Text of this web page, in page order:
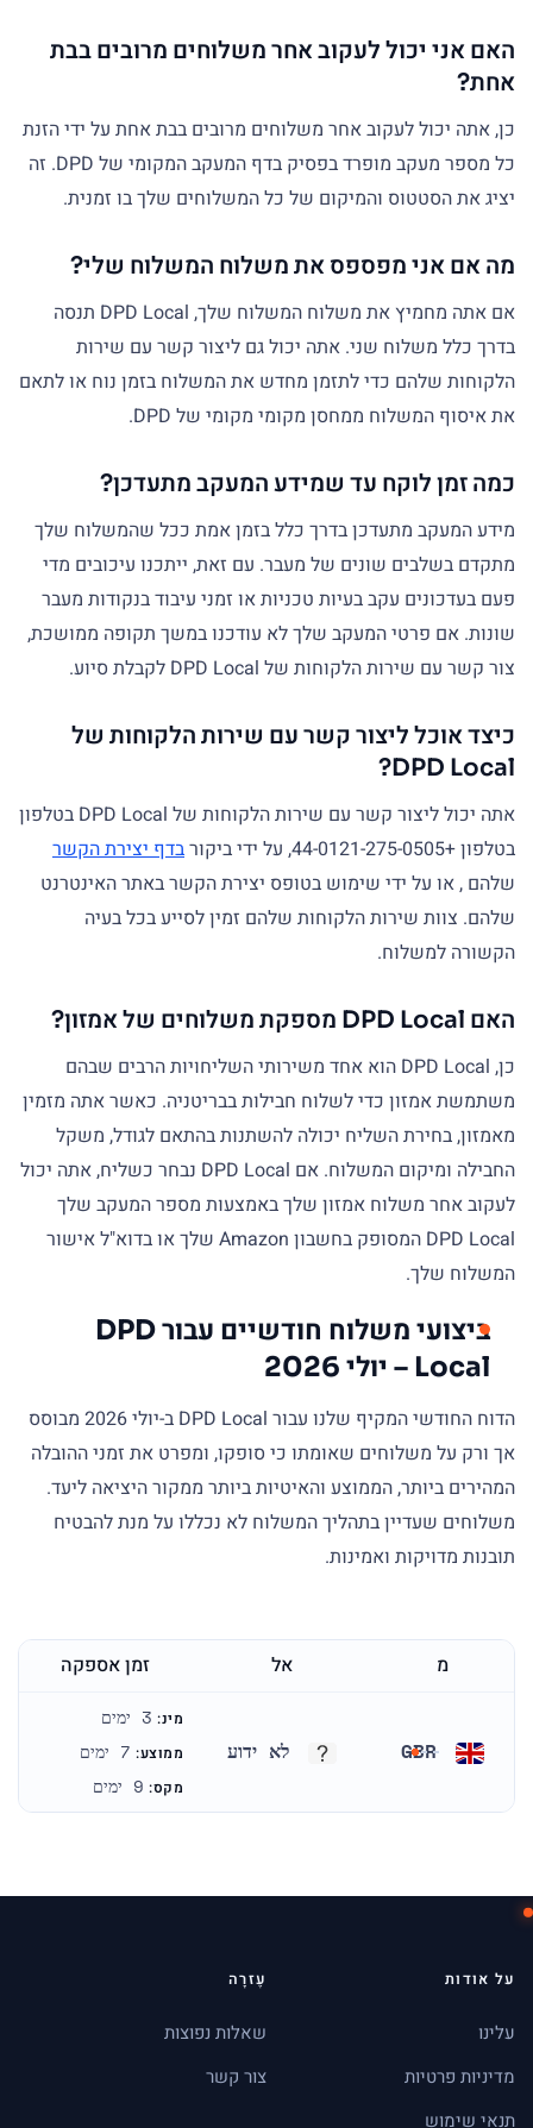
האם אני יכול לעקוב אחר משלוחים מרובים בבת
אחת?
כן, אתה יכול לעקוב אחר משלוחים מרובים בבת אחת על ידי הזנת
כל מספר מעקב מופרד בפסיק בדף המעקב המקומי של DPD. זה
יציג את הסטטוס והמיקום של כל המשלוחים שלך בו זמנית.
מה אם אני מפספס את משלוח המשלוח שלי?
אם אתה מחמיץ את משלוח המשלוח שלך, DPD Local תנסה
בדרך כלל משלוח שני. אתה יכול גם ליצור קשר עם שירות
הלקוחות שלהם כדי לתזמן מחדש את המשלוח בזמן נוח או לתאם
את איסוף המשלוח ממחסן מקומי מקומי של DPD.
כמה זמן לוקח עד שמידע המעקב מתעדכן?
מידע המעקב מתעדכן בדרך כלל בזמן אמת ככל שהמשלוח שלך
מתקדם בשלבים שונים של מעבר. עם זאת, ייתכנו עיכובים מדי
פעם בעדכונים עקב בעיות טכניות או זמני עיבוד בנקודות מעבר
שונות. אם פרטי המעקב שלך לא עודכנו במשך תקופה ממושכת,
צור קשר עם שירות הלקוחות של DPD Local לקבלת סיוע.
כיצד אוכל ליצור קשר עם שירות הלקוחות של
DPD Local?
אתה יכול ליצור קשר עם שירות הלקוחות של DPD Local בטלפון
בטלפון +44-0121-275-0505, על ידי ביקור
בדף יצירת הקשר
שלהם , או על ידי שימוש בטופס יצירת הקשר באתר האינטרנט
שלהם. צוות שירות הלקוחות שלהם זמין לסייע בכל בעיה
הקשורה למשלוח.
האם DPD Local מספקת משלוחים של אמזון?
כן, DPD Local הוא אחד משירותי השליחויות הרבים שבהם
משתמשת אמזון כדי לשלוח חבילות בבריטניה. כאשר אתה מזמין
מאמזון, בחירת השליח יכולה להשתנות בהתאם לגודל, משקל
החבילה ומיקום המשלוח. אם DPD Local נבחר כשליח, אתה יכול
לעקוב אחר משלוח אמזון שלך באמצעות מספר המעקב שלך
DPD Local המסופק בחשבון Amazon שלך או בדוא"ל אישור
המשלוח שלך.
ביצועי משלוח חודשיים עבור DPD
Local – יולי 2026
הדוח החודשי המקיף שלנו עבור DPD Local ב-יולי 2026 מבוסס
אך ורק על משלוחים שאומתו כי סופקו, ומפרט את זמני ההובלה
המהירים ביותר, הממוצע והאיטיות ביותר ממקור היציאה ליעד.
משלוחים שעדיין בתהליך המשלוח לא נכללו על מנת להבטיח
תובנות מדויקות ואמינות.
מ אל זמן אספקה
GBR לא ידוע
מינ: 3 ימים
ממוצע: 7 ימים
מקס: 9 ימים
על אודות
עלינו
מדיניות פרטיות
תנאי שימוש
עֶזרָה
שאלות נפוצות
צור קשר